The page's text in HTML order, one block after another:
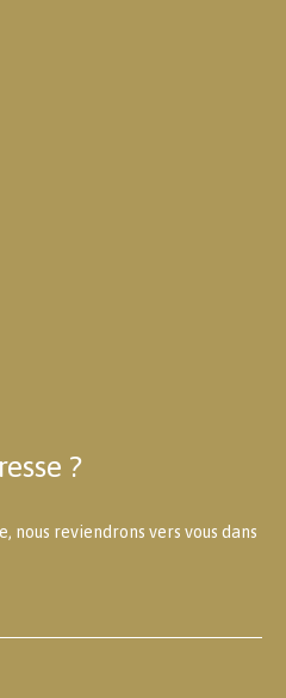
?
reviendrons vers vous dans